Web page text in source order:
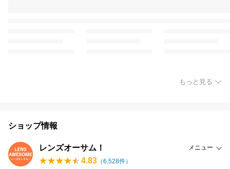
もっと見る
ショップ情報
レンズオーサム！ メニュー
4.83 （6,528件）